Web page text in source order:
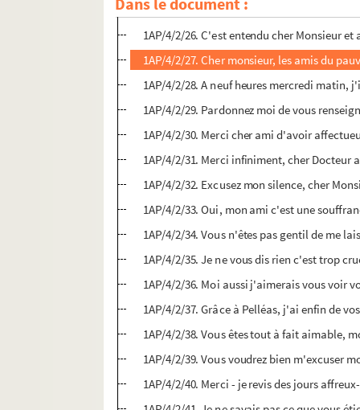
1AP/4/2/25. Cher Monsieur et ami, je vous
1AP/4/2/26. C'est entendu cher Monsieur
1AP/4/2/27. Cher monsieur, les amis du
1AP/4/2/28. A neuf heures mercredi matin,
1AP/4/2/29. Pardonnez moi de vous
1AP/4/2/30. Merci cher ami d'avoir
1AP/4/2/31. Merci infiniment, cher Docteur
1AP/4/2/32. Excusez mon silence, cher
1AP/4/2/33. Oui, mon ami c'est une
1AP/4/2/34. Vous n'êtes pas gentil de me
1AP/4/2/35. Je ne vous dis rien c'est trop
1AP/4/2/36. Moi aussi j'aimerais vous voir
1AP/4/2/37. Grâce à Pelléas, j'ai enfin de
1AP/4/2/38. Vous êtes tout à fait aimable,
1AP/4/2/39. Vous voudrez bien m'excuser
1AP/4/2/40. Merci - je revis des jours